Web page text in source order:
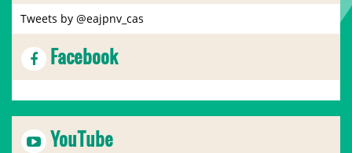
Tweets by @eajpnv_cas
Facebook
YouTube